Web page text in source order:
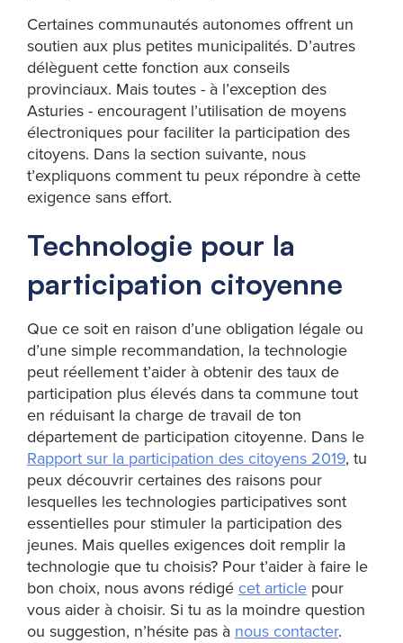
Certaines communautés autonomes offrent un
soutien aux plus petites municipalités. D’autres
délèguent cette fonction aux conseils
provinciaux. Mais toutes - à l’exception des
Asturies - encouragent l’utilisation de moyens
électroniques pour faciliter la participation des
citoyens. Dans la section suivante, nous
t’expliquons comment tu peux répondre à cette
exigence sans effort.
Technologie pour la
participation citoyenne
Que ce soit en raison d’une obligation légale ou
d’une simple recommandation, la technologie
peut réellement t’aider à obtenir des taux de
participation plus élevés dans ta commune tout
en réduisant la charge de travail de ton
département de participation citoyenne. Dans le
Rapport sur la participation des citoyens 2019, tu
peux découvrir certaines des raisons pour
lesquelles les technologies participatives sont
essentielles pour stimuler la participation des
jeunes. Mais quelles exigences doit remplir la
technologie que tu choisis? Pour t’aider à faire le
bon choix, nous avons rédigé cet article pour
vous aider à choisir. Si tu as la moindre question
ou suggestion, n’hésite pas à nous contacter.